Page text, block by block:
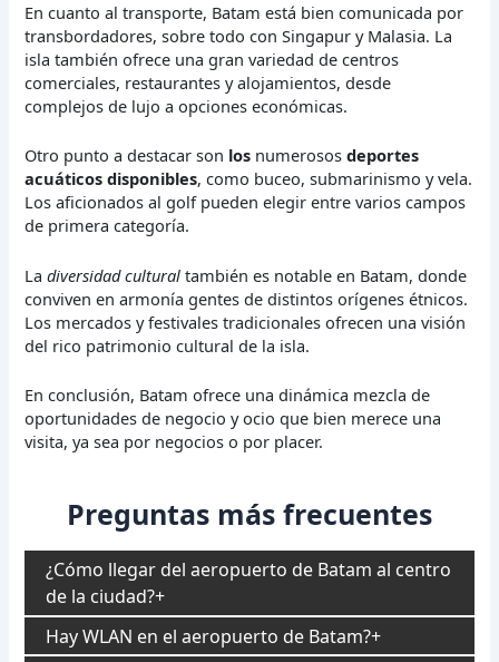
En cuanto al transporte, Batam está bien comunicada por
transbordadores, sobre todo con Singapur y Malasia. La
isla también ofrece una gran variedad de centros
comerciales, restaurantes y alojamientos, desde
complejos de lujo a opciones económicas.
Otro punto a destacar son los numerososdeportes
acuáticos disponibles, como buceo, submarinismo y vela.
Los aficionados al golf pueden elegir entre varios campos
de primera categoría.
Ladiversidad cultural también es notable en Batam, donde
conviven en armonía gentes de distintos orígenes étnicos.
Los mercados y festivales tradicionales ofrecen una visión
del rico patrimonio cultural de la isla.
En conclusión, Batam ofrece una dinámica mezcla de
oportunidades de negocio y ocio que bien merece una
visita, ya sea por negocios o por placer.
Preguntas más frecuentes
¿Cómo llegar del aeropuerto de Batam al centro
de la ciudad?
Hay WLAN en el aeropuerto de Batam?